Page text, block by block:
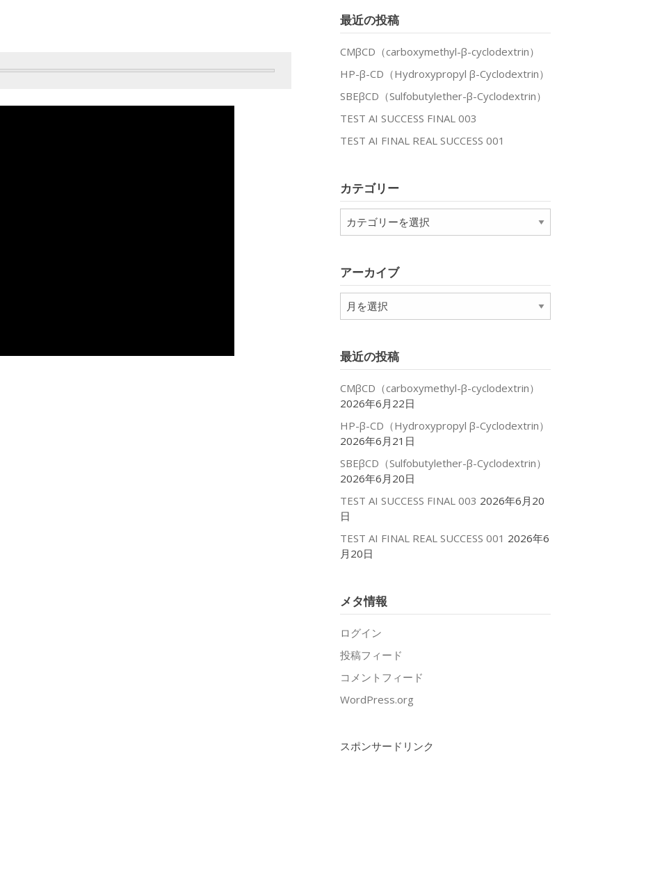
最近の投稿
CMβCD（carboxymethyl-β-cyclodextrin）
HP-β-CD（Hydroxypropyl β-Cyclodextrin）
SBEβCD（Sulfobutylether-β-Cyclodextrin）
TEST AI SUCCESS FINAL 003
TEST AI FINAL REAL SUCCESS 001
カテゴリー
テ
ー
アーカイブ
ア
ー
ブ
最近の投稿
CMβCD（carboxymethyl-β-cyclodextrin）
2026年6月22日
HP-β-CD（Hydroxypropyl β-Cyclodextrin）
2026年6月21日
SBEβCD（Sulfobutylether-β-Cyclodextrin）
2026年6月20日
TEST AI SUCCESS FINAL 003 2026年6月20
日
TEST AI FINAL REAL SUCCESS 001 2026年6
月20日
メタ情報
ログイン
投稿フィード
コメントフィード
WordPress.org
スポンサードリンク